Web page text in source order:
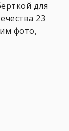
для
23
фото,